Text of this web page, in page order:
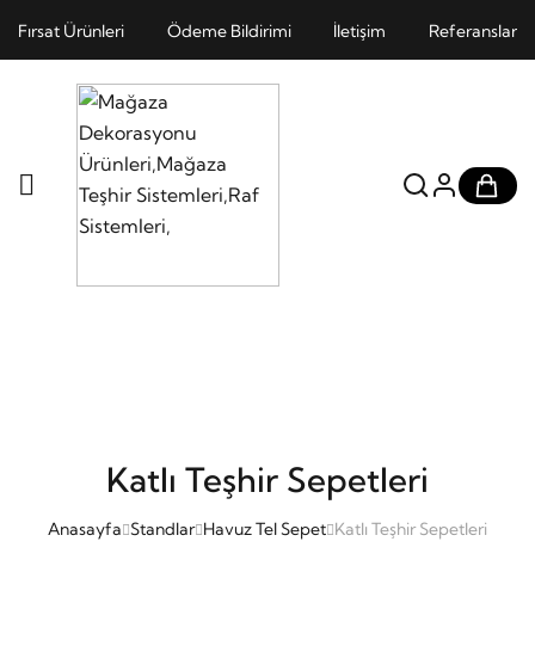
Fırsat Ürünleri Ödeme Bildirimi İletişim Referanslar
Katlı Teşhir Sepetleri
Anasayfa Standlar Havuz Tel Sepet Katlı Teşhir Sepetleri